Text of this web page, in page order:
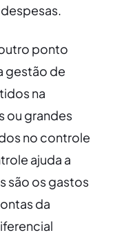
ponto
gestão de
na
ou grandes
no controle
ajuda a
são os gastos
da